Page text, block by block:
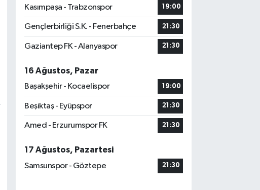
Kasımpaşa - Trabzonspor 19:00
Gençlerbirliği S.K. - Fenerbahçe 21:30
Gaziantep FK - Alanyaspor 21:30
16 Ağustos, Pazar
Başakşehir - Kocaelispor
19:00
Beşiktaş - Eyüpspor 21:30
Amed - Erzurumspor FK 21:30
17 Ağustos, Pazartesi
Samsunspor - Göztepe
21:30